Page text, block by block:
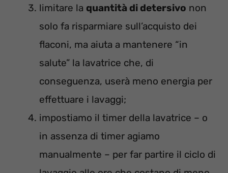
limitare la quantità di detersivo non
solo fa risparmiare sull’acquisto dei
flaconi, ma aiuta a mantenere “in
salute” la lavatrice che, di
conseguenza, userà meno energia per
effettuare i lavaggi;
impostiamo il timer della lavatrice – o
in assenza di timer agiamo
manualmente – per far partire il ciclo di